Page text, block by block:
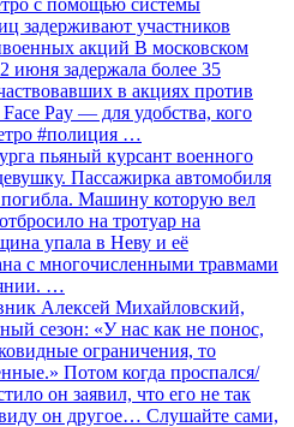
задерживают участников
акций В московском
июня задержала более 35
в акциях против
Pay — для удобства, кого
#полиция …
пьяный курсант военного
Пассажирка автомобиля
погибла. Машину которую вел
на тротуар на
упала в Неву и её
с многочисленными травмами
…
Алексей Михайловский,
сезон: «У нас как не понос,
ограничения, то
Потом когда проспался/
он заявил, что его не так
он другое… Слушайте сами,